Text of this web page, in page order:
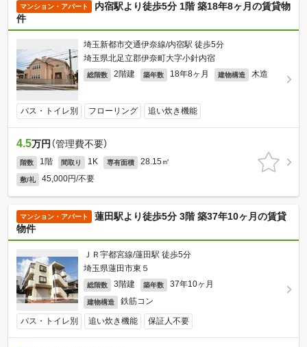
マンション・アパート
内宿駅より徒歩5分 1階 築18年8ヶ月の賃貸物
件
埼玉新都市交通伊奈線/内宿駅 徒歩5分
埼玉県北足立郡伊奈町大字小針内宿
総階数 2階建 築年数 18年8ヶ月 建物構造 木造
バス・トイレ別 フローリング 追い炊き機能
4.5万円 （管理費不要）
階数 1階 間取り 1K 専有面積 28.15㎡
敷/礼 45,000円/不要
マンション・アパート
蓮田駅より徒歩5分 3階 築37年10ヶ月の賃貸
物件
ＪＲ宇都宮線/蓮田駅 徒歩5分
埼玉県蓮田市東５
総階数 3階建 築年数 37年10ヶ月
建物構造 鉄筋コン
バス・トイレ別 追い炊き機能 保証人不要